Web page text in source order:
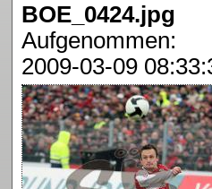
BOE_0424.jpg
Aufgenommen:
2009-03-09